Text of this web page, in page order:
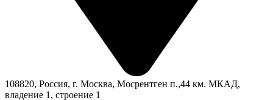
108820, Россия, г. Москва, Мосрентген п.,44 км. МКАД,
владение 1, строение 1